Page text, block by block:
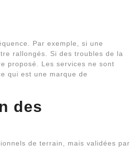
Par exemple, si une
rallongés. Si des troubles de la
proposé. Les services ne sont
qui est une marque de
des
de terrain, mais validées par